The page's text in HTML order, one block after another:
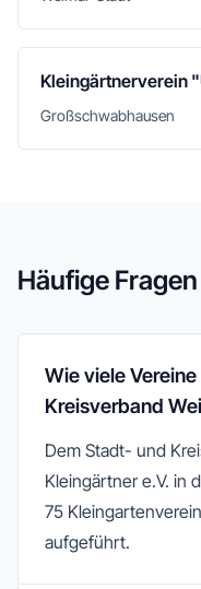
Kleingärtnerverein
Großschwabhausen
Häufige Fragen
Wie viele
Kreisverband
Dem Stadt- und
Kleingärtner e.V. in
75
aufgeführt.